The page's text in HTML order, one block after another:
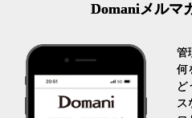
Domaniメルマ
管
何
ど
ス